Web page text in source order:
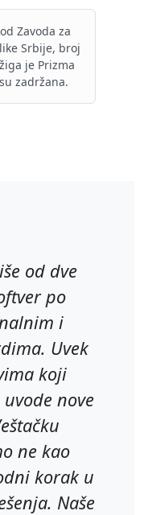
Zavoda za
Srbije, broj
je Prizma
zadržana.
od dve
po
i
Uvek
koji
nove
ne kao
korak u
Naše